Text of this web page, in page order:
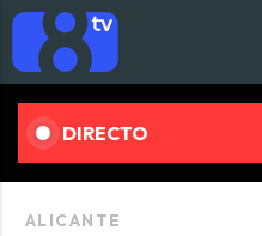
DIRECTO
ALICANTE